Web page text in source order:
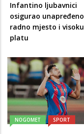
Infantino ljubavnici
osigurao unapređeno
radno mjesto i visoku
platu
NOGOMET SPORT